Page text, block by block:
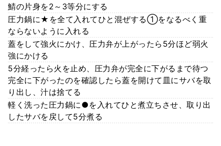
鯖の片身を2～3等分にする
圧力鍋に★を全て入れてひと混ぜする①をなるべく重
ならないように入れる
蓋をして強火にかけ、圧力弁が上がったら5分ほど弱火
強にかける
5分経ったら火を止め、圧力弁が完全に下がるまで待つ
完全に下がったのを確認したら蓋を開けて皿にサバを取
り出し、汁は捨てる
軽く洗った圧力鍋に●を入れてひと煮立ちさせ、取り出
したサバを戻して5分煮る